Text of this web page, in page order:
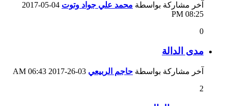
آخر مشاركة بواسطة محمد علي جواد وتوت
08:25 PM
0
مدى الدالة
آخر مشاركة بواسطة حاجم الربيعي
06:43 AM
2